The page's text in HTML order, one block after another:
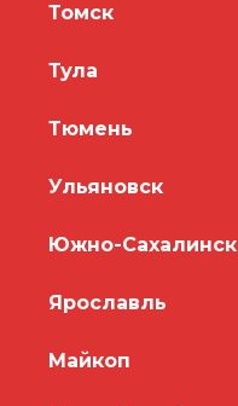
Томск
Тула
Тюмень
Ульяновск
Южно-Сахалинск
Ярославль
Майкоп